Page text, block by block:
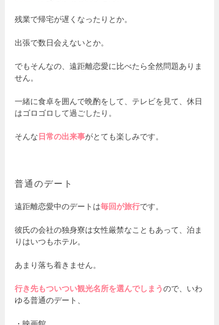
残業で帰宅が遅くなったりとか。
出張で数日会えないとか。
でもそんなの、遠距離恋愛に比べたら全然問題ありま
せん。
一緒に食卓を囲んで晩酌をして、テレビを見て、休日
はゴロゴロして過ごしたり。
そんな日常の出来事がとても楽しみです。
普通のデート
遠距離恋愛中のデートは毎回が旅行です。
彼氏の会社の独身寮は女性厳禁なこともあって、泊ま
りはいつもホテル。
あまり落ち着きません。
行き先もついつい観光名所を選んでしまうので、いわ
ゆる普通のデート、